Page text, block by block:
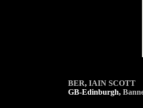
BER, IAIN SCOTT
GB-Edinburgh,